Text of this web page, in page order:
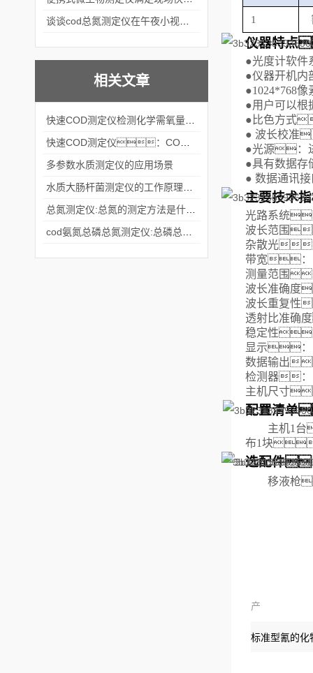
相关文章
多参数水质测定仪的应用场景
1
仪器特点
●光度计软
●仪器开机内
●1024*768像
●用户可以根
● 比色方式
● 波长校准
●光源：
●具有数据
● 数据通讯
主要技术
光路系统
波长范围
杂散光
带宽：
测量范围
波长准确
波长重复性
透射比准确
稳定性
显示：
数据输出
检测器：
主机尺寸
配置清单
主机1
布1块
选配件
移液枪
产
品